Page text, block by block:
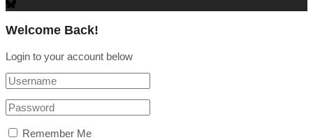
Welcome Back!
Login to your account below
Remember Me